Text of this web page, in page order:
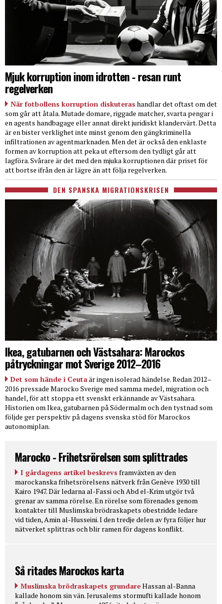
Mjuk korruption inom idrotten - resan runt
regelverken
När fotbollens korruption diskuteras handlar det oftast om det
som går att åtala. Mutade domare, riggade matcher, svarta pengar i
en agents handbagage eller annat direkt juridiskt klandervärt. Detta
är en bister verklighet inte minst genom den gängkriminella
infiltrationen av agentmarknaden. Men det är också den enklaste
formen av korruption att peka ut eftersom den tydligt går att
lagföra. Svårare är det med den mjuka korruptionen där priset för
att bortse ifrån den är lägre än att följa regelverken.
DEN SPANSKA MIGRATIONSKRISEN
Ikea, gatubarnen och Västsahara: Marockos
påtryckningar mot Sverige 2012–2016
Det som hände i Ceutaär ingen isolerad händelse. Redan 2012–
2016 pressade Marocko Sverige med samma medel, migration och
handel, för att stoppa ett svenskt erkännande av Västsahara.
Historien om Ikea, gatubarnen på Södermalm och den tystnad som
följde ger perspektiv på dagens svenska stöd för Marockos
autonomiplan.
Marocko - Frihetsrörelsen som splittrades
I gårdagens artikel beskrevs framväxten av den
marockanska frihetsrörelsens nätverk från Genève 1930 till
Kairo 1947. Där ledarna al-Fassi och Abd el-Krim utgör två
grenar av samma rörelse. En rörelse som förenades genom
kontakter till Muslimska brödraskapets obestridde ledare
vid tiden, Amin al-Husseini. I den tredje delen av fyra följer hur
nätverket splittras och blir ramen för dagens konflikt.
Så ritades Marockos karta
Muslimska brödraskapets grundareHassan al-Banna
kallade honom sin vän. Jerusalems stormufti kallade honom